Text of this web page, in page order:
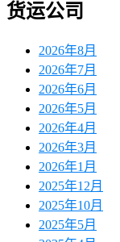
货运公司
2026年8月
2026年7月
2026年6月
2026年5月
2026年4月
2026年3月
2026年1月
2025年12月
2025年10月
2025年5月